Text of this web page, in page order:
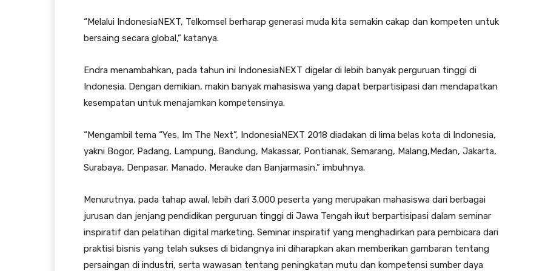
“Melalui IndonesiaNEXT, Telkomsel berharap generasi muda kita semakin cakap dan kompeten untuk
bersaing secara global,” katanya.
Endra menambahkan, pada tahun ini IndonesiaNEXT digelar di lebih banyak perguruan tinggi di
Indonesia. Dengan demikian, makin banyak mahasiswa yang dapat berpartisipasi dan mendapatkan
kesempatan untuk menajamkan kompetensinya.
“Mengambil tema “Yes, Im The Next”, IndonesiaNEXT 2018 diadakan di lima belas kota di Indonesia,
yakni Bogor, Padang, Lampung, Bandung, Makassar, Pontianak, Semarang, Malang,Medan, Jakarta,
Surabaya, Denpasar, Manado, Merauke dan Banjarmasin,” imbuhnya.
Menurutnya, pada tahap awal, lebih dari 3.000 peserta yang merupakan mahasiswa dari berbagai
jurusan dan jenjang pendidikan perguruan tinggi di Jawa Tengah ikut berpartisipasi dalam seminar
inspiratif dan pelatihan digital marketing. Seminar inspiratif yang menghadirkan para pembicara dari
praktisi bisnis yang telah sukses di bidangnya ini diharapkan akan memberikan gambaran tentang
persaingan di industri, serta wawasan tentang peningkatan mutu dan kompetensi sumber daya